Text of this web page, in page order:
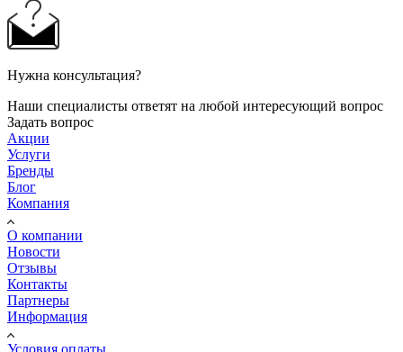
Нужна консультация?
Наши специалисты ответят на любой интересующий вопрос
Задать вопрос
Акции
Услуги
Бренды
Блог
Компания
О компании
Новости
Отзывы
Контакты
Партнеры
Информация